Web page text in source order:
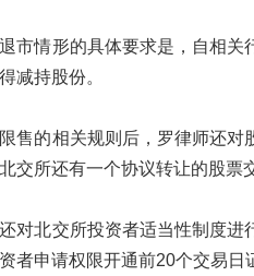
市情形的具体要求是，自相
减持股份。
售的相关规则后，罗律师还
交所还有一个协议转让的股票
对北交所投资者适当性制度
者申请权限开通前20个交易